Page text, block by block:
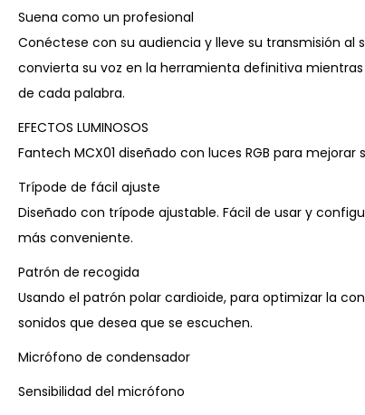
Suena como un profesional
Conéctese con su audiencia y lleve su transmisión al
convierta su voz en la herramienta definitiva
de cada palabra.
EFECTOS LUMINOSOS
Fantech MCX01 diseñado con luces RGB para
Trípode de fácil ajuste
Diseñado con trípode ajustable. Fácil de usar y
más conveniente.
Patrón de recogida
Usando el patrón polar cardioide, para optimizar la
sonidos que desea que se escuchen.
Micrófono de condensador
Sensibilidad del micrófono